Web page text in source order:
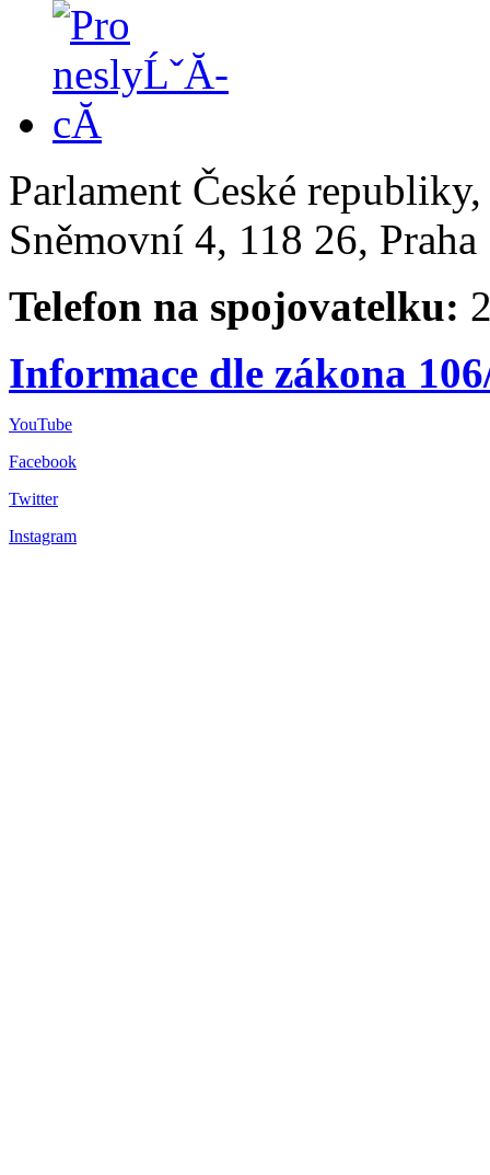
Parlament České
Sněmovní 4, 118 26,
Telefon na spojovatelku:
Informace dle zákona
YouTube
Facebook
Twitter
Instagram